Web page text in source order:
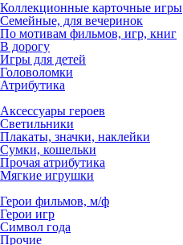
Коллекционные карточные игры
Семейные, для вечеринок
По мотивам фильмов, игр, книг
В дорогу
Игры для детей
Головоломки
Атрибутика
Аксессуары героев
Светильники
Плакаты, значки, наклейки
Сумки, кошельки
Прочая атрибутика
Мягкие игрушки
Герои фильмов, м/ф
Герои игр
Символ года
Прочие